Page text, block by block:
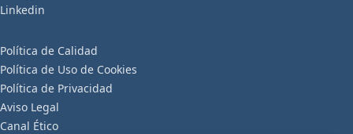
Linkedin
Política de Calidad
Política de Uso de Cookies
Política de Privacidad
Aviso Legal
Canal Ético